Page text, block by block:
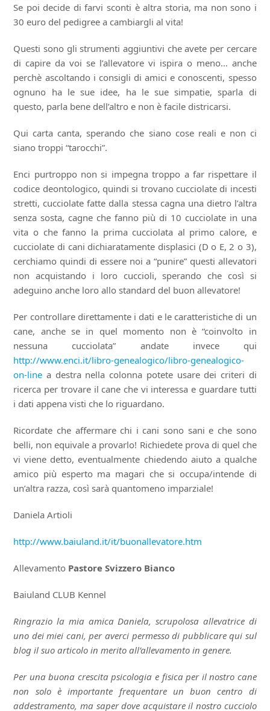
Se poi decide di farvi sconti è altra storia, ma non sono i
30 euro del pedigree a cambiargli al vita!
Questi sono gli strumenti aggiuntivi che avete per cercare
di capire da voi se l’allevatore vi ispira o meno… anche
perchè ascoltando i consigli di amici e conoscenti, spesso
ognuno ha le sue idee, ha le sue simpatie, sparla di
questo, parla bene dell’altro e non è facile districarsi.
Qui carta canta, sperando che siano cose reali e non ci
siano troppi “tarocchi”.
Enci purtroppo non si impegna troppo a far rispettare il
codice deontologico, quindi si trovano cucciolate di incesti
stretti, cucciolate fatte dalla stessa cagna una dietro l’altra
senza sosta, cagne che fanno più di 10 cucciolate in una
vita o che fanno la prima cucciolata al primo calore, e
cucciolate di cani dichiaratamente displasici (D o E, 2 o 3),
cerchiamo quindi di essere noi a “punire” questi allevatori
non acquistando i loro cuccioli, sperando che così si
adeguino anche loro allo standard del buon allevatore!
Per controllare direttamente i dati e le caratteristiche di un
cane, anche se in quel momento non è “coinvolto in
nessuna cucciolata” andate invece qui
http://www.enci.it/libro-genealogico/libro-genealogico-
on-line a destra nella colonna potete usare dei criteri di
ricerca per trovare il cane che vi interessa e guardare tutti
i dati appena visti che lo riguardano.
Ricordate che affermare chi i cani sono sani e che sono
belli, non equivale a provarlo! Richiedete prova di quel che
vi viene detto, eventualmente chiedendo aiuto a qualche
amico più esperto ma magari che si occupa/intende di
un’altra razza, così sarà quantomeno imparziale!
Daniela Artioli
http://www.baiuland.it/it/buonallevatore.htm
Allevamento Pastore Svizzero Bianco
Baiuland CLUB Kennel
Ringrazio la mia amica Daniela, scrupolosa allevatrice di
uno dei miei cani, per averci permesso di pubblicare qui sul
blog il suo articolo in merito all’allevamento in genere.
Per una buona crescita psicologia e fisica per il nostro cane
non solo è importante frequentare un buon centro di
addestramento, ma saper dove acquistare il nostro cucciolo